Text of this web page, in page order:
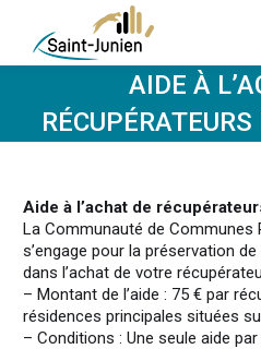
AIDE À
RÉCUPÉRATEURS
Aide à l’achat de
La Communauté de Communes
s’engage pour la préservation
dans l’achat de votre
– Montant de l’aide : 75 € par
résidences principales situées
– Conditions : Une seule aide